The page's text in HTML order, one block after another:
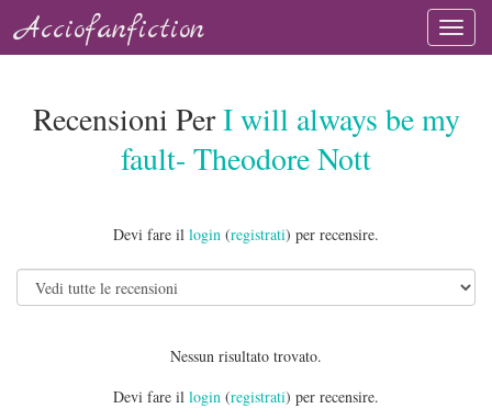
Acciofanfiction
Recensioni PerI will always be my
fault- Theodore Nott
Devi fare il login (registrati) per recensire.
Nessun risultato trovato.
Devi fare il login (registrati) per recensire.